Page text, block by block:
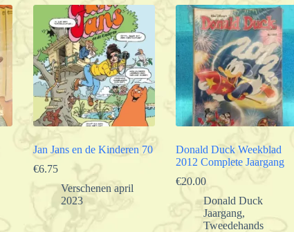
Jan Jans en de Kinderen 70
€6.75
Verschenen april
2023
Donald Duck Weekblad
2012 Complete Jaargang
€20.00
Donald Duck
Jaargang,
Tweedehands